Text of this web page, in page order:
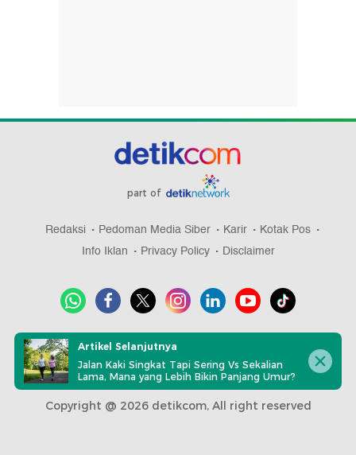
part of
Redaksi Pedoman Media Siber Karir
Kotak Pos
Info Iklan
Privacy Policy Disclaimer
Copyright @ 2026 detikcom, All right reserved
Artikel Selanjutnya
Jalan Kaki Singkat Tapi Sering Vs Sekalian
Lama, Mana yang Lebih Bikin Panjang Umur?